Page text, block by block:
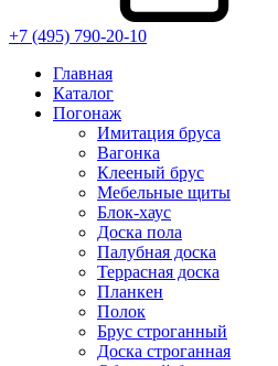
+7 (495) 790-20-10
Главная
Каталог
Погонаж
Имитация бруса
Вагонка
Клееный брус
Мебельные щиты
Блок-хаус
Доска пола
Палубная доска
Террасная доска
Планкен
Полок
Брус строганный
Доска строганная